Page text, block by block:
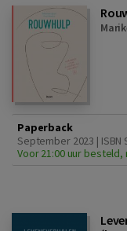
Paperback
September 2023 | ISBN
Voor 21:00 uur besteld,